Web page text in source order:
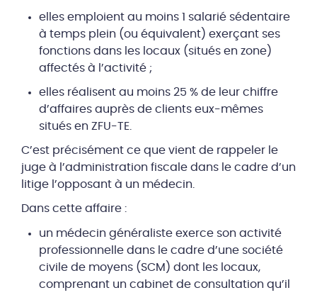
elles emploient au moins 1 salarié sédentaire
à temps plein (ou équivalent) exerçant ses
fonctions dans les locaux (situés en zone)
affectés à l’activité ;
elles réalisent au moins 25 % de leur chiffre
d’affaires auprès de clients eux-mêmes
situés en ZFU-TE.
C’est précisément ce que vient de rappeler le
juge à l’administration fiscale dans le cadre d’un
litige l’opposant à un médecin.
Dans cette affaire :
un médecin généraliste exerce son activité
professionnelle dans le cadre d’une société
civile de moyens (SCM) dont les locaux,
comprenant un cabinet de consultation qu’il